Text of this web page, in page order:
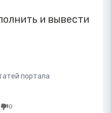
и вывести
портала
0